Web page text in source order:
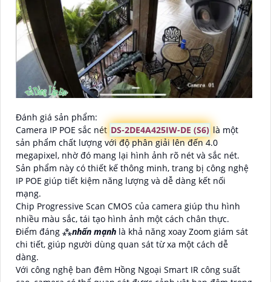
Đánh giá sản phẩm:
Camera IP POE sắc nét DS-2DE4A425IW-DE (S6) là một
sản phẩm chất lượng với độ phân giải lên đến 4.0
megapixel, nhờ đó mang lại hình ảnh rõ nét và sắc nét.
Sản phẩm này có thiết kế thông minh, trang bị công nghệ
IP POE giúp tiết kiệm năng lượng và dễ dàng kết nối
mạng.
Chip Progressive Scan CMOS của camera giúp thu hình
nhiều màu sắc, tái tạo hình ảnh một cách chân thực.
Điểm đáng ⁂nhấn mạnh là khả năng xoay Zoom giám sát
chi tiết, giúp người dùng quan sát từ xa một cách dễ
dàng.
Với công nghệ ban đêm Hồng Ngoại Smart IR công suất